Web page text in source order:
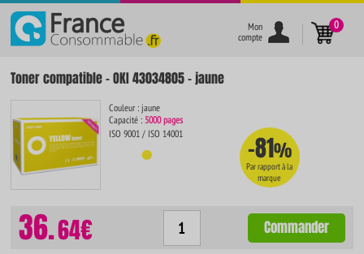
}
Mon
compte
0
Toner compatible - OKI 43034805 - jaune
Couleur : jaune
Capacité :5000 pages
ISO 9001 / ISO 14001
-81%
Par rapport à la
marque
36.64€ Commander